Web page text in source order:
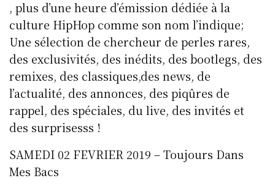
, plus d’une heure d’émission dédiée à la
culture HipHop comme son nom l’indique;
Une sélection de chercheur de perles rares,
des exclusivités, des inédits, des bootlegs, des
remixes, des classiques,des news, de
l’actualité, des annonces, des piqûres de
rappel, des spéciales, du live, des invités et
des surprisesss !
SAMEDI 02 FEVRIER 2019 – Toujours Dans
Mes Bacs